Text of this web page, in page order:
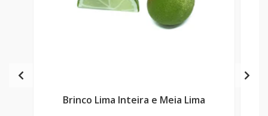
Brinco Lima Inteira e Meia Lima